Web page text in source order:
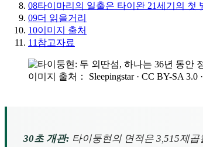
08타이마리의 일출은 타이완 21세기의 첫
09더 읽을거리
10이미지 출처
11 참고자료
이미지 출처： Sleepingstar · CC BY-SA 3.0 ·
30초 개관: 타이둥현의 면적은 3,515제